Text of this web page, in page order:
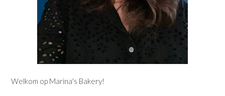
Welkom op Marina's Bakery!